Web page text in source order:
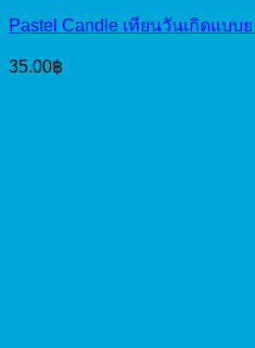
Pastel Candle เทียนวันเกิดแบบ
35.00฿